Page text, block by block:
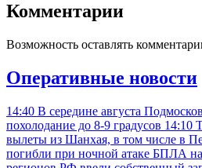
Комментарии
Возможность оставлять
Оперативные новости
14:40 В середине августа
похолодание до 8-9 градусов 14:10
вылеты из Шанхая, в том числе в
погибли при ночной атаке БПЛА